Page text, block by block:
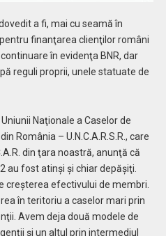
a fi, mai cu seamă în
finanţarea clienţilor români
în evidenţa BNR, dar
reguli proprii, unele statuate de
Naţionale a Caselor de
România – U.N.C.A.R.S.R., care
din ţara noastră, anunţă că
au fost atinşi şi chiar depăşiţi.
creşterea efectivului de membri.
în teritoriu a caselor mari prin
Avem deja două modele de
şi un altul prin intermediul